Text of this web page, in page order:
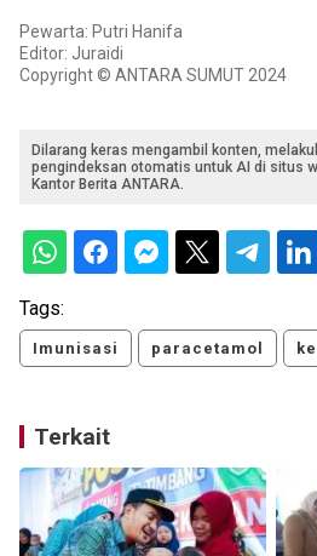
Pewarta: Putri Hanifa
Editor: Juraidi
Copyright © ANTARA SUMUT 2024
Dilarang keras mengambil konten,
pengindeksan otomatis untuk AI di situs
Kantor Berita ANTARA.
Tags:
Imunisasi paracetamol
Terkait